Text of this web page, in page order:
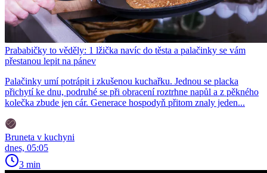
Prababičky to věděly: 1 lžička navíc do těsta a palačinky se vám
přestanou lepit na pánev
Palačinky umí potrápit i zkušenou kuchařku. Jednou se placka
přichytí ke dnu, podruhé se při obracení roztrhne napůl a z pěkného
kolečka zbude jen cár. Generace hospodyň přitom znaly jeden...
Bruneta v kuchyni
dnes, 05:05
3 min